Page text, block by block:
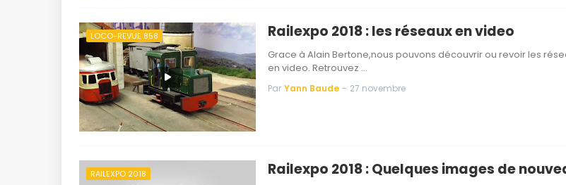
LOCO-REVUE 858 Railexpo 2018 : les réseaux en video
Grace à Alain Bertone,nous pouvons découvrir ou revoir les
en video. Retrouvez …
Par Yann Baude - 27 novembre
RAILEXPO 2018 Railexpo 2018 : Quelques images de